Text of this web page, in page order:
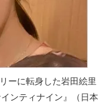
ーに転身した岩田絵里
ンティナイン』（日本